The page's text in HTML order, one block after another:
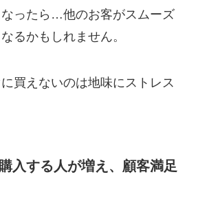
ったら…他のお客がスムーズ
るかもしれません。
買えないのは地味にストレス
入する人が増え、顧客満足